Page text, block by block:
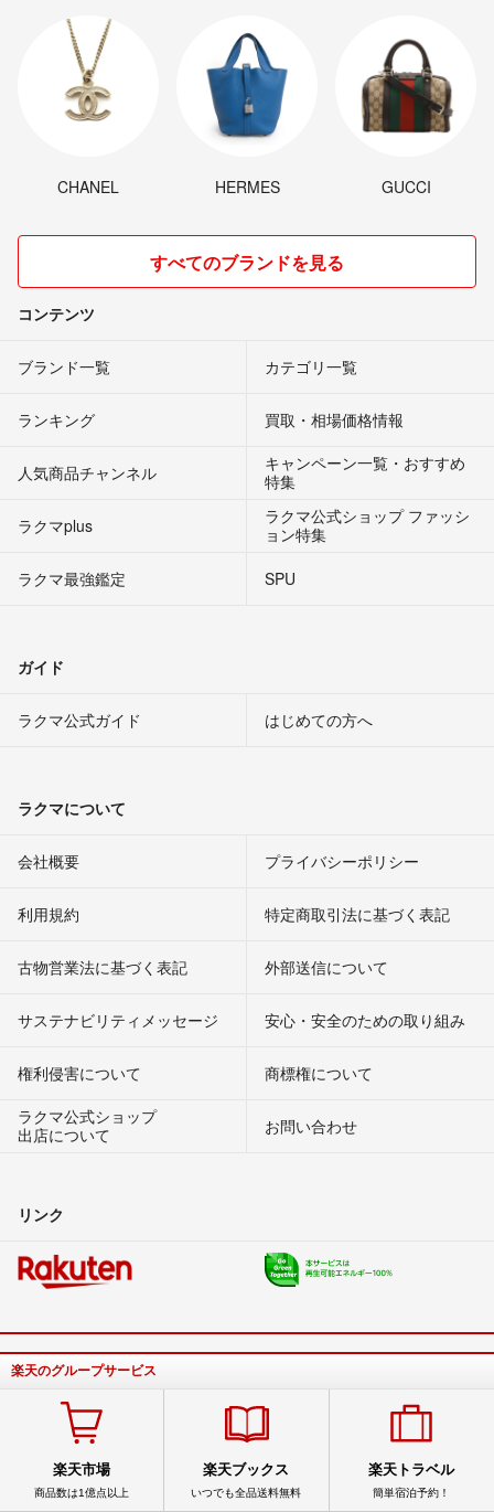
CHANEL HERMES GUCCI
すべてのブランドを見る
コンテンツ
ブランド一覧 カテゴリ一覧
ランキング 買取・相場価格情報
人気商品チャンネル
キャンペーン一覧・おすすめ
特集
ラクマplus
ラクマ公式ショップ ファッシ
ョン特集
ラクマ最強鑑定
SPU
ガイド
ラクマ公式ガイド はじめての方へ
ラクマについて
会社概要 プライバシーポリシー
利用規約 特定商取引法に基づく表記
古物営業法に基づく表記 外部送信について
サステナビリティメッセージ 安心・安全のための取り組み
権利侵害について
商標権について
ラクマ公式ショップ
出店について
お問い合わせ
リンク
楽天のグループサービス
楽天市場
商品数は1億点以上
楽天ブックス
いつでも全品送料無料
楽天トラベル
簡単宿泊予約！